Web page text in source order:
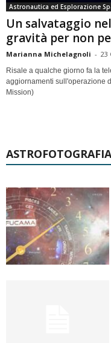
Astronautica ed Esplorazione
Un salvataggio
gravità per non
Marianna Michelagnoli - 23
Risale a qualche giorno fa la
aggiornamenti sull'operazione
Mission)
ASTROFOTOGRAFIA